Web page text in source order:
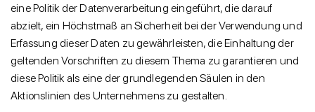
eine Politik der Datenverarbeitung eingeführt, die darauf
abzielt, ein Höchstmaß an Sicherheit bei der Verwendung und
Erfassung dieser Daten zu gewährleisten, die Einhaltung der
geltenden Vorschriften zu diesem Thema zu garantieren und
diese Politik als eine der grundlegenden Säulen in den
Aktionslinien des Unternehmens zu gestalten.